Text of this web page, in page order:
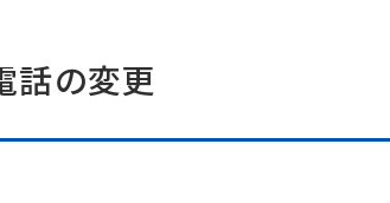
話の変更